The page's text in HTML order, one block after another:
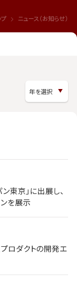
プ ニュース（お知らせ）
東京」に出展し、
を展示
ロダクトの開発エ